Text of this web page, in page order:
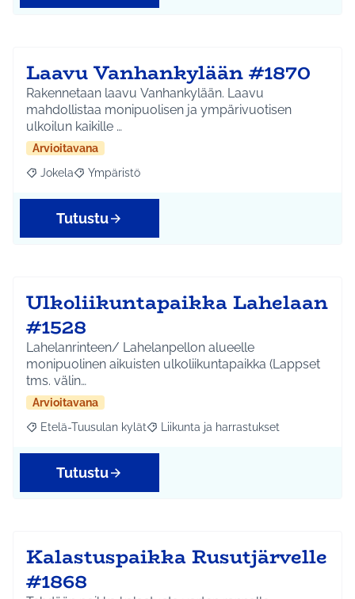
Laavu Vanhankylään #1870
Rakennetaan laavu Vanhankylään. Laavu
mahdollistaa monipuolisen ja ympärivuotisen
ulkoilun kaikille …
Arvioitavana
Rajaa tulokset aihepiirin mukaan: Jokela
Jokela Rajaa tulokset teeman mukaan: Ympäristö
Ympäristö
Tutustu
Ulkoliikuntapaikka Lahelaan
#1528
Lahelanrinteen/ Lahelanpellon alueelle
monipuolinen aikuisten ulkoliikuntapaikka (Lappset
tms. välin…
Arvioitavana
Rajaa tulokset aihepiirin mukaan: Etelä-Tuusulan kylät
Etelä-Tuusulan kylät Rajaa tulokset teeman mukaan:
Liikunta ja harrastukset
Tutustu
Kalastuspaikka Rusutjärvelle
#1868